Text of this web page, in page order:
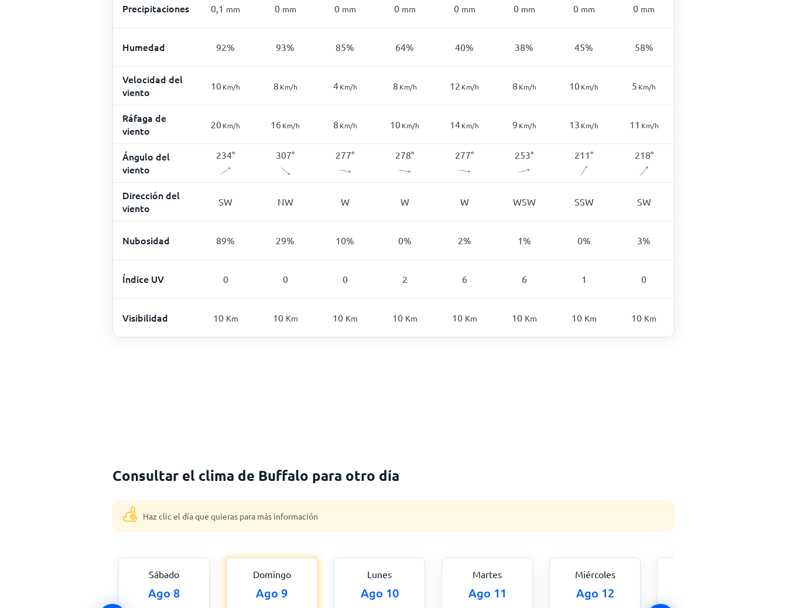
Precipitaciones 0,1 mm 0 mm 0 mm 0 mm 0 mm 0 mm 0 mm 0 mm
Humedad 92% 93% 85% 64% 40% 38% 45% 58%
Velocidad del
viento
10Km/h 8 Km/h 4 Km/h 8 Km/h 12 Km/h 8 Km/h 10Km/h 5 Km/h
Ráfaga de
viento
20Km/h 16Km/h 8 Km/h 10Km/h 14Km/h 9 Km/h 13 Km/h 11 Km/h
Ángulo del
viento
234° 307° 277° 278° 277° 253° 211° 218°
Dirección del
viento
SW NW W W W WSW SSW SW
Nubosidad 89% 29% 10% 0% 2% 1% 0% 3%
Índice UV 0 0 0 2 6 6 1 0
Visibilidad 10 Km 10 Km 10 Km 10 Km 10 Km 10 Km 10 Km 10 Km
Consultar el clima de Buffalo para otro día
Haz clic el día que quieras para más información
Sábado
Ago 8
Domingo
Ago 9
Lunes
Ago 10
Martes
Ago 11
Miércoles
Ago 12